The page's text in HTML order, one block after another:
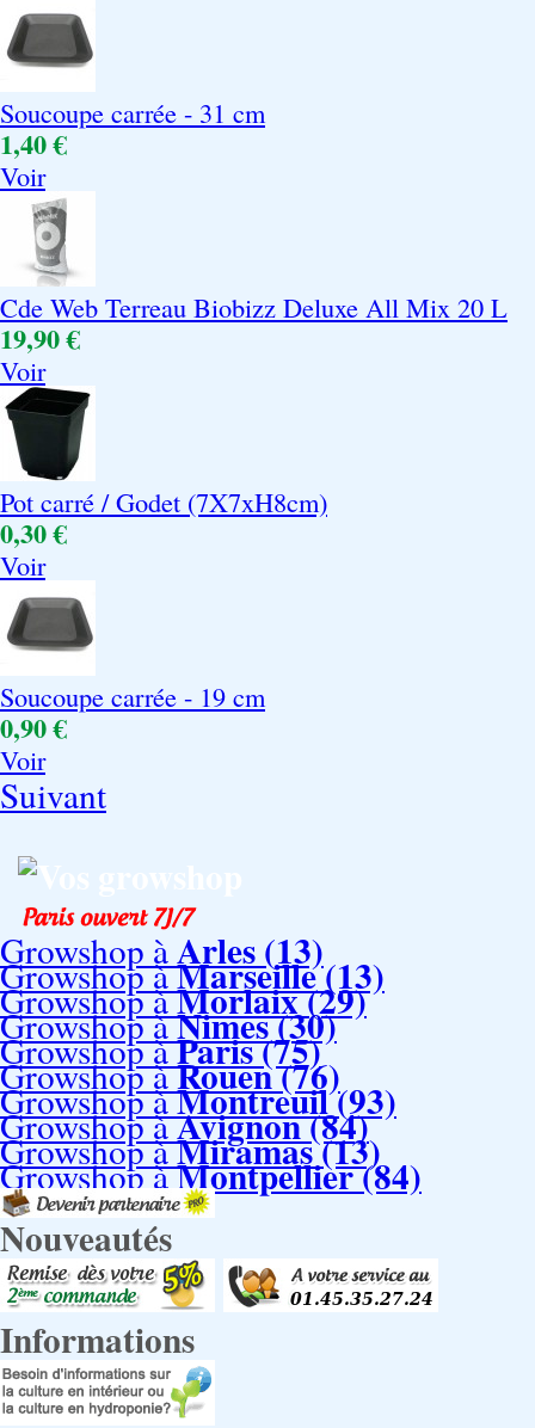
Soucoupe carrée - 31 cm
1,40 €
Voir
Cde Web Terreau Biobizz Deluxe All Mix 20 L
19,90 €
Voir
Pot carré / Godet (7X7xH8cm)
0,30 €
Voir
Soucoupe carrée - 19 cm
0,90 €
Voir
Suivant
Growshop àArles (13)
Growshop àMarseille (13)
Growshop àMorlaix (29)
Growshop àNimes (30)
Growshop àParis (75)
Growshop àRouen (76)
Growshop àMontreuil (93)
Growshop àAvignon (84)
Growshop àMiramas (13)
Growshop àMontpellier (84)
Nouveautés
Informations